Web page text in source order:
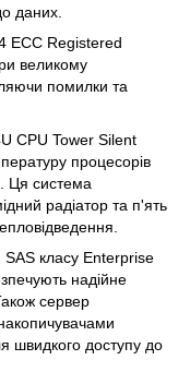
даних.
ECC Registered
великому
помилки та
CPU Tower Silent
процесорів
Ця система
радіатор та п'ять
SAS класу Enterprise
надійне
сервер
швидкого доступу до